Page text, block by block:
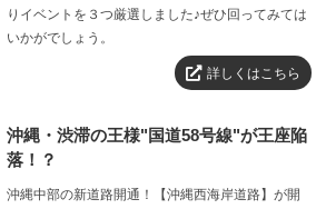
りイベントを３つ厳選しました♪ぜひ回ってみては
いかがでしょう。
詳しくはこちら
沖縄・渋滞の王様"国道58号線"が王座陥
落！？
沖縄中部の新道路開通！【沖縄西海岸道路】が開